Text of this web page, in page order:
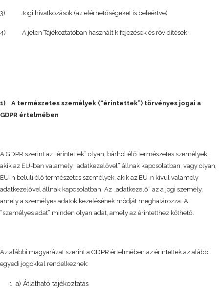
3) Jogi hivatkozások (az elérhetőségeket is beleértve)
4) A jelen Tájékoztatóban használt kifejezések és rövidítések:
1) A természetes személyek (“érintettek”) törvényes jogai a
GDPR értelmében
A GDPR szerint az “érintettek” olyan, bárhol élő természetes személyek,
akik az EU-ban valamely “adatkezelővel” állnak kapcsolatban, vagy olyan,
EU-n belüli élő természetes személyek, akik az EU-n kívül valamely
adatkezelővel állnak kapcsolatban. Az „adatkezelő” az a jogi személy,
amely a személyes adatok kezelésének módját meghatározza. A
“személyes adat” minden olyan adat, amely az érintetthez köthető.
Az alábbi magyarázat szerint a GDPR értelmében az érintettek az alábbi
egyedi jogokkal rendelkeznek:
a) Átlátható tájékoztatás